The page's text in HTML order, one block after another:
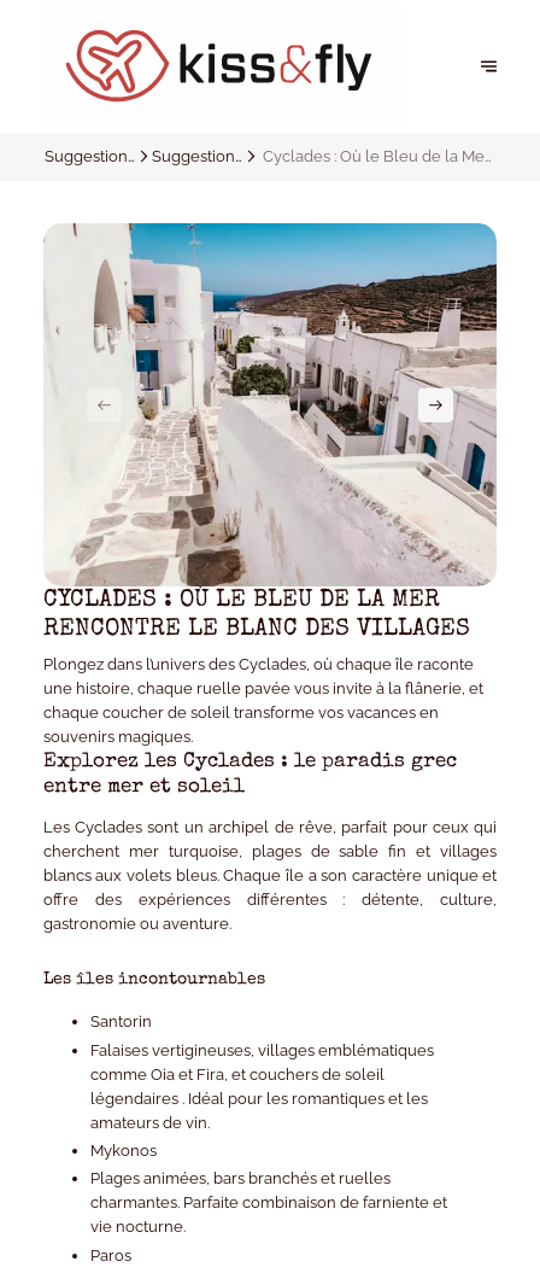
Suggestions
Suggestions
Cyclades : Où le Bleu de la Mer
CYCLADES : OÙ LE BLEU DE LA MER
RENCONTRE LE BLANC DES VILLAGES
Plongez dans l’univers des Cyclades, où chaque île raconte
une histoire, chaque ruelle pavée vous invite à la flânerie, et
chaque coucher de soleil transforme vos vacances en
souvenirs magiques.
Explorez les Cyclades : le paradis grec
entre mer et soleil
Les Cyclades sont un archipel de rêve, parfait pour ceux qui
cherchent mer turquoise, plages de sable fin et villages
blancs aux volets bleus. Chaque île a son caractère unique et
offre des expériences différentes : détente, culture,
gastronomie ou aventure.
Les îles incontournables
Santorin
Falaises vertigineuses, villages emblématiques
comme Oia et Fira, et couchers de soleil
légendaires . Idéal pour les romantiques et les
amateurs de vin.
Mykonos
Plages animées, bars branchés et ruelles
charmantes. Parfaite combinaison de farniente et
vie nocturne.
Paros